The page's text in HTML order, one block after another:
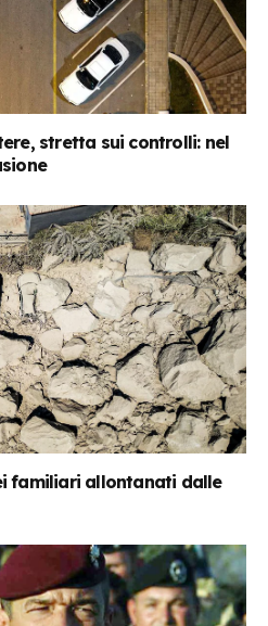
stretta sui controlli: nel
familiari allontanati dalle